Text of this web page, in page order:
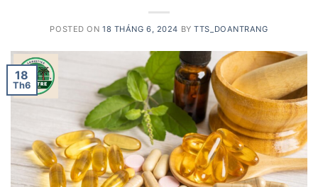
POSTED ON18 THÁNG 6, 2024 BYTTS_DOANTRANG
18
Th6